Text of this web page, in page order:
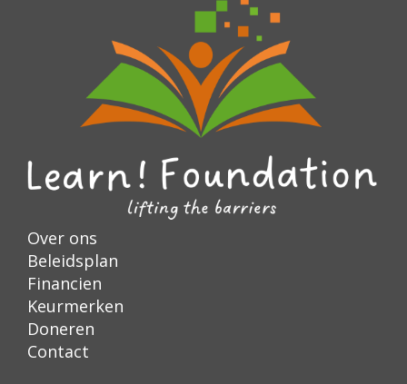
Over ons
Beleidsplan
Financien
Keurmerken
Doneren
Contact